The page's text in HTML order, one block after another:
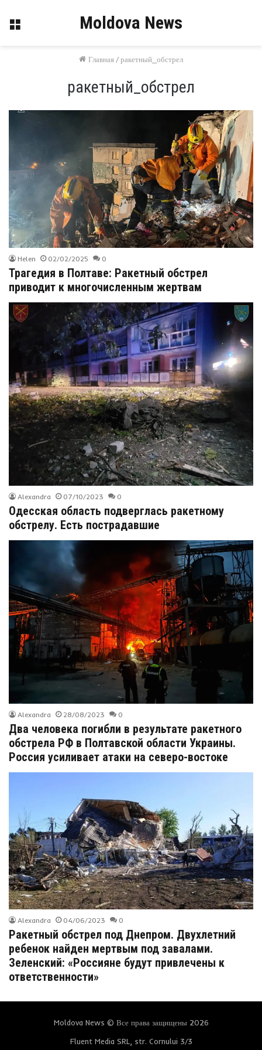
Меню Moldova News
Главная /ракетный_обстрел
ракетный_обстрел
Helen 02/02/2025 0
Трагедия в Полтаве: Ракетный обстрел
приводит к многочисленным жертвам
Alexandra 07/10/2023 0
Одесская область подверглась ракетному
обстрелу. Есть пострадавшие
Alexandra 28/08/2023 0
Два человека погибли в результате ракетного
обстрела РФ в Полтавской области Украины.
Россия усиливает атаки на северо-востоке
Alexandra 04/06/2023 0
Ракетный обстрел под Днепром. Двухлетний
ребенок найден мертвым под завалами.
Зеленский: «Россияне будут привлечены к
ответственности»
Moldova News © Все права защищены 2026
Fluent Media SRL, str. Cornului 3/3